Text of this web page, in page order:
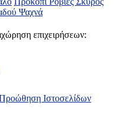
Ψαχνά
επιχειρήσεων:
Ιστοσελίδων